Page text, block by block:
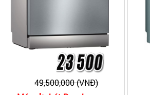
49,500,000 (VNĐ)